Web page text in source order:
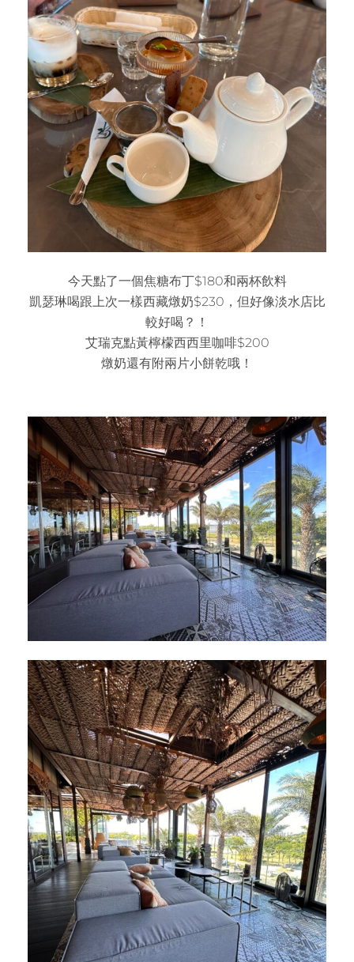
今天點了一個焦糖布丁$180和兩杯飲料
凱瑟琳喝跟上次一樣西藏燉奶$230，但好像淡水店比
較好喝？！
艾瑞克點黃檸檬西西里咖啡$200
燉奶還有附兩片小餅乾哦！